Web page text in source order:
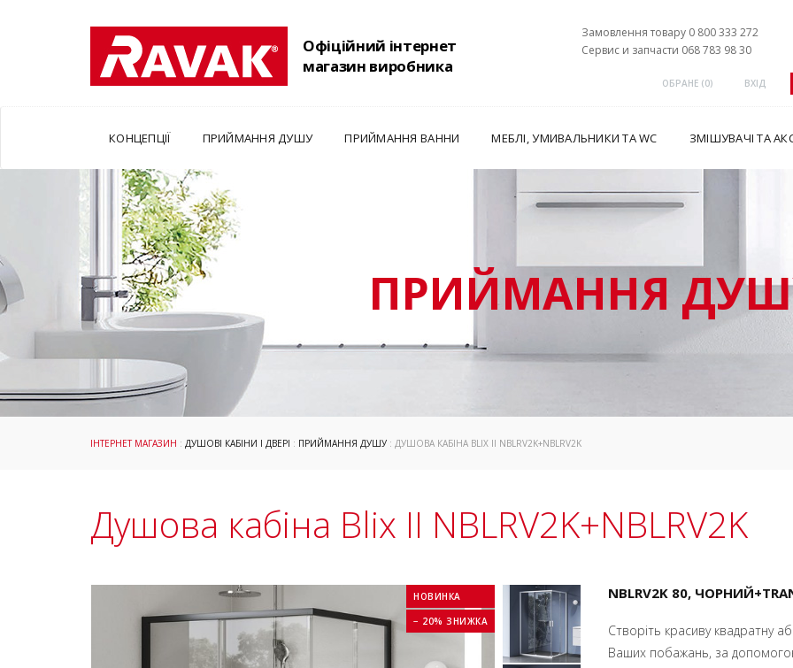
Офіційний інтернет
магазин виробника
Замовлення товару 0 800 333 272
Сервис и запчасти 068 783 98 30
ОБРАНЕ (0) ВХІД
КОНЦЕПЦІЇ ПРИЙМАННЯ ДУШУ ПРИЙМАННЯ ВАННИ МЕБЛІ, УМИВАЛЬНИКИ ТА WC ЗМІШУВАЧІ ТА
ПРИЙМАННЯ
ІНТЕРНЕТ МАГАЗИН : ДУШОВІ КАБІНИ І ДВЕРІ : ПРИЙМАННЯ ДУШУ : ДУШОВА КАБІНА BLIX II NBLRV2K+NBLRV2K
Душова кабіна Blix II NBLRV2K+NBLRV2K
НОВИНКА
− 20% ЗНИЖКА
NBLRV2K 80,
Створіть красиву квадратну
Ваших побажань, за допомогою